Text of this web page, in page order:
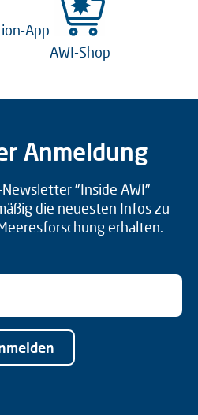
App
AWI-Shop
Anmeldung
"Inside AWI"
die neuesten Infos zu
erhalten.